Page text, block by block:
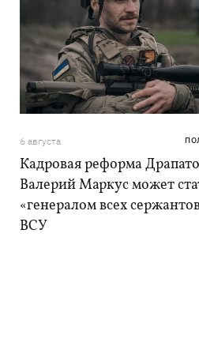
6 августа
Кадровая реформа
Валерий Маркус может
«генералом всех
ВСУ